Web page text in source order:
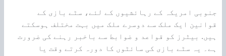
جنوبی امریکہ کے رہائشیوں کے لئے، سٹے بازی کے
قوانین ایک ملک سے دوسرے ملک میں بہت مختلف ہوسکتے
ہیں. بیٹرز کو قواعد و ضوابط سے باخبر رہنے کی ضرورت
ہے۔ یہ سٹے بازی کی سائٹوں کا دورہ کرتے وقت یا